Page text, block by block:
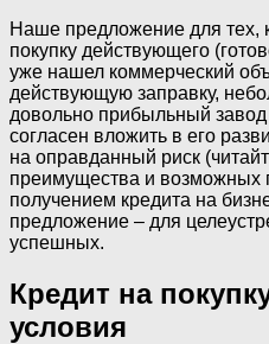
Наше предложение для тех,
покупку действующего
уже нашел коммерческий
действующую заправку,
довольно прибыльный
согласен вложить в его
на оправданный риск
преимущества и возможных
получением кредита на
предложение – для
успешных.
Кредит на
условия